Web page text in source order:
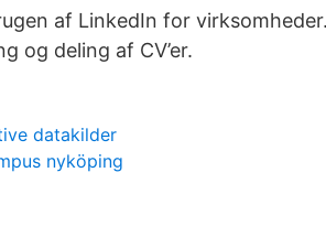
af LinkedIn for
og deling af CV’er.
datakilder
nyköping